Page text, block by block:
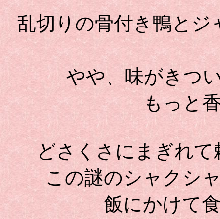
乱切りの骨付き鴨と
やや、味がきつ
もっと
どさくさにまぎれ
この謎のシャクシ
飯にかけて